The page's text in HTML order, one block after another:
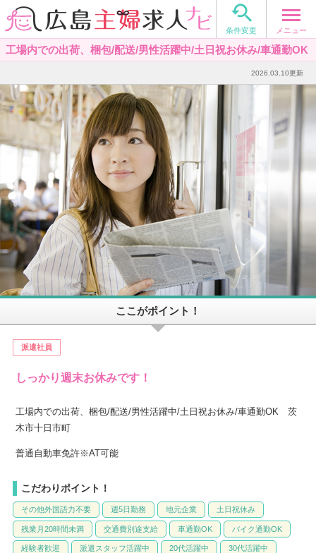

条件変更 メニュー
工場内での出荷、梱包/配送/男性活躍中/土日祝お休み/車通勤OK
2026.03.10更新
ここがポイント！
派遣社員
しっかり週末お休みです！
工場内での出荷、梱包/配送/男性活躍中/土日祝お休み/車通勤OK 茨
木市十日市町
普通自動車免許※AT可能
こだわりポイント！
その他外国語力不要 週5日勤務 地元企業 土日祝休み
残業月20時間未満 交通費別途支給 車通勤OK バイク通勤OK
経験者歓迎 派遣スタッフ活躍中 20代活躍中 30代活躍中